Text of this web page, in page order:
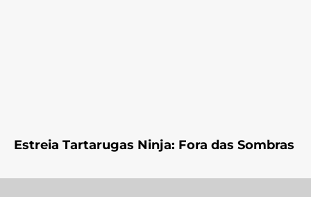
Estreia Tartarugas Ninja: Fora das Sombras